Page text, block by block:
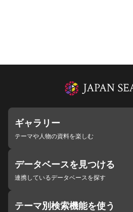
ギャラリー
テーマや人物の資料を楽しむ
データベースを見つける
連携しているデータベースを探す
テーマ別検索機能を使う